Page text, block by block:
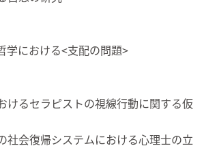
学における<支配の問題>
けるセラピストの視線行動に関する仮
社会復帰システムにおける心理士の立